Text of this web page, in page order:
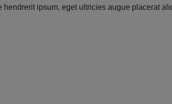
ipsum, eget ultricies augue placerat